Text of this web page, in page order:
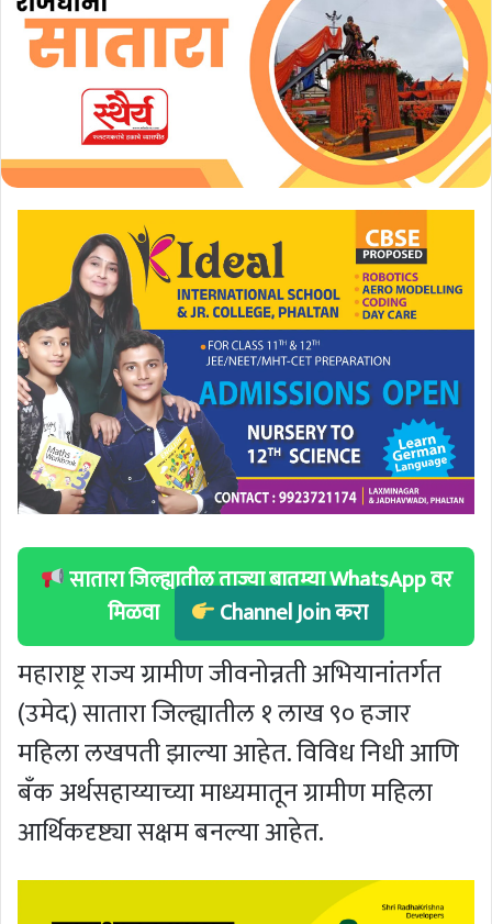
सातारा जिल्ह्यातील ताज्या बातम्या WhatsApp वर
मिळवा
Channel Join करा
महाराष्ट्र राज्य ग्रामीण जीवनोन्नती अभियानांतर्गत
(उमेद) सातारा जिल्ह्यातील १ लाख ९० हजार
महिला लखपती झाल्या आहेत. विविध निधी आणि
बँक अर्थसहाय्याच्या माध्यमातून ग्रामीण महिला
आर्थिकदृष्ट्या सक्षम बनल्या आहेत.